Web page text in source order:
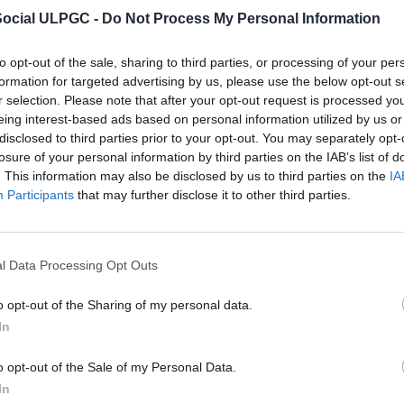
ULPGC - Do Not Process My Personal Information
opt-out of the sale, sharing to third parties, or processing of your
for targeted advertising by us, please use the below opt-out
selection. Please note that after your opt-out request is processed
interest-based ads based on personal information utilized by us
to third parties prior to your opt-out. You may separately
of your personal information by third parties on the IAB’s list of
This information may also be disclosed by us to third parties on the
Participants that may further disclose it to other third parties.
Data Processing Opt Outs
opt-out of the Sharing of my personal data.
opt-out of the Sale of my Personal Data.
Conferencia de Consejos Sociales de las Universidades
de Ley Orgánica del Sistema Universitario
“es una oportunidad perdida y nos aleja de los
a los Consejos Sociales de todas las universidades
privadas-el texto disminuye la participación de la
y es un paso atrás en la definición de las competencias de
por el Ministerio que encabeza Joan Subiratssigue sin
del actual modelo de gobernanza universitaria
operativa e institucionaly no refleja las directrices
como sería un cambio en el modelo de gobierno
a las Instituciones de Educación Superior de Europa
la definición de los criterios de elección de rector y
como contemplaba el primer borrador del
están caracterizados por la
a la universidad, en las responsabilidades de
la universidad, entre ellas la elección del rector por
no fija ninguna postura al respecto y deja en